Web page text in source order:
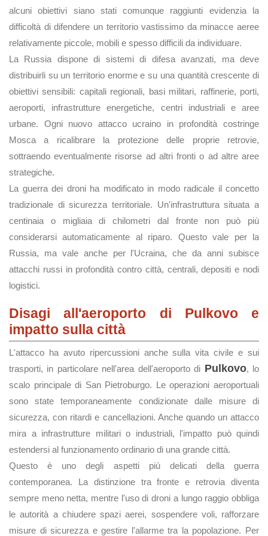
alcuni obiettivi siano stati comunque raggiunti evidenzia la
difficoltà di difendere un territorio vastissimo da minacce aeree
relativamente piccole, mobili e spesso difficili da individuare.
La Russia dispone di sistemi di difesa avanzati, ma deve
distribuirli su un territorio enorme e su una quantità crescente di
obiettivi sensibili: capitali regionali, basi militari, raffinerie, porti,
aeroporti, infrastrutture energetiche, centri industriali e aree
urbane. Ogni nuovo attacco ucraino in profondità costringe
Mosca a ricalibrare la protezione delle proprie retrovie,
sottraendo eventualmente risorse ad altri fronti o ad altre aree
strategiche.
La guerra dei droni ha modificato in modo radicale il concetto
tradizionale di sicurezza territoriale. Un'infrastruttura situata a
centinaia o migliaia di chilometri dal fronte non può più
considerarsi automaticamente al riparo. Questo vale per la
Russia, ma vale anche per l'Ucraina, che da anni subisce
attacchi russi in profondità contro città, centrali, depositi e nodi
logistici.
Disagi all'aeroporto di Pulkovo e
impatto sulla città
L'attacco ha avuto ripercussioni anche sulla vita civile e sui
trasporti, in particolare nell'area dell'aeroporto di Pulkovo, lo
scalo principale di San Pietroburgo. Le operazioni aeroportuali
sono state temporaneamente condizionate dalle misure di
sicurezza, con ritardi e cancellazioni. Anche quando un attacco
mira a infrastrutture militari o industriali, l'impatto può quindi
estendersi al funzionamento ordinario di una grande città.
Questo è uno degli aspetti più delicati della guerra
contemporanea. La distinzione tra fronte e retrovia diventa
sempre meno netta, mentre l'uso di droni a lungo raggio obbliga
le autorità a chiudere spazi aerei, sospendere voli, rafforzare
misure di sicurezza e gestire l'allarme tra la popolazione. Per